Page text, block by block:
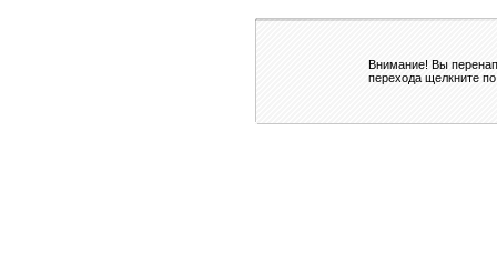
Внимание! Вы
перехода щелкните